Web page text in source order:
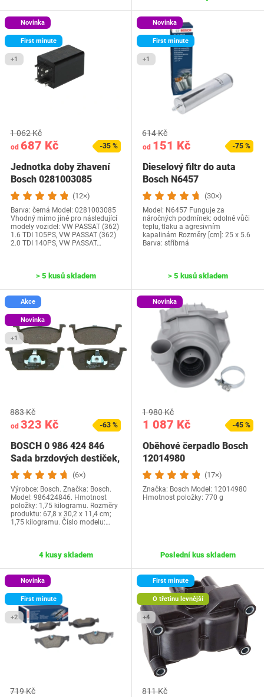
Novinka
First minute
+1
od 687 Kč
1 062 Kč
-35 %
Jednotka doby žhavení
Bosch 0281003085
(12×)
Barva: černá Model: 0281003085
Vhodný mimo jiné pro následující
modely vozidel: VW PASSAT (362)
1.6 TDI 105PS, VW PASSAT (362)
2.0 TDI 140PS, VW PASSAT…
> 5 kusů skladem
Novinka
First minute
+1
od 151 Kč
614 Kč
-75 %
Dieselový filtr do auta
Bosch N6457
(30×)
Model: N6457 Funguje za
náročných podmínek: odolné vůči
teplu, tlaku a agresivním
kapalinám Rozměry [cm]: 25 x 5.6
Barva: stříbrná
> 5 kusů skladem
Akce
Novinka
+1
od 323 Kč
883 Kč
-63 %
BOSCH 0 986 424 846
Sada brzdových destiček,
přední brzdové…(6×)
Výrobce: Bosch. Značka: Bosch.
Model: 986424846. Hmotnost
položky: 1,75 kilogramu. Rozměry
produktu: 67,8 x 30,2 x 11,4 cm;
1,75 kilogramu. Číslo modelu:…
4 kusy skladem
Novinka
1 087 Kč
1 980 Kč
-45 %
Oběhové čerpadlo Bosch
12014980
(17×)
Značka: Bosch Model: 12014980
Hmotnost položky: ‎770 g
Poslední kus skladem
Novinka
First minute
+2
719 Kč
First minute
O třetinu levnější
+4
811 Kč